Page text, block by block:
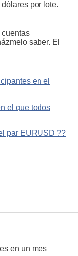
por lote.
cuentas
saber. El
en el
el que todos
par EURUSD ??
en un mes